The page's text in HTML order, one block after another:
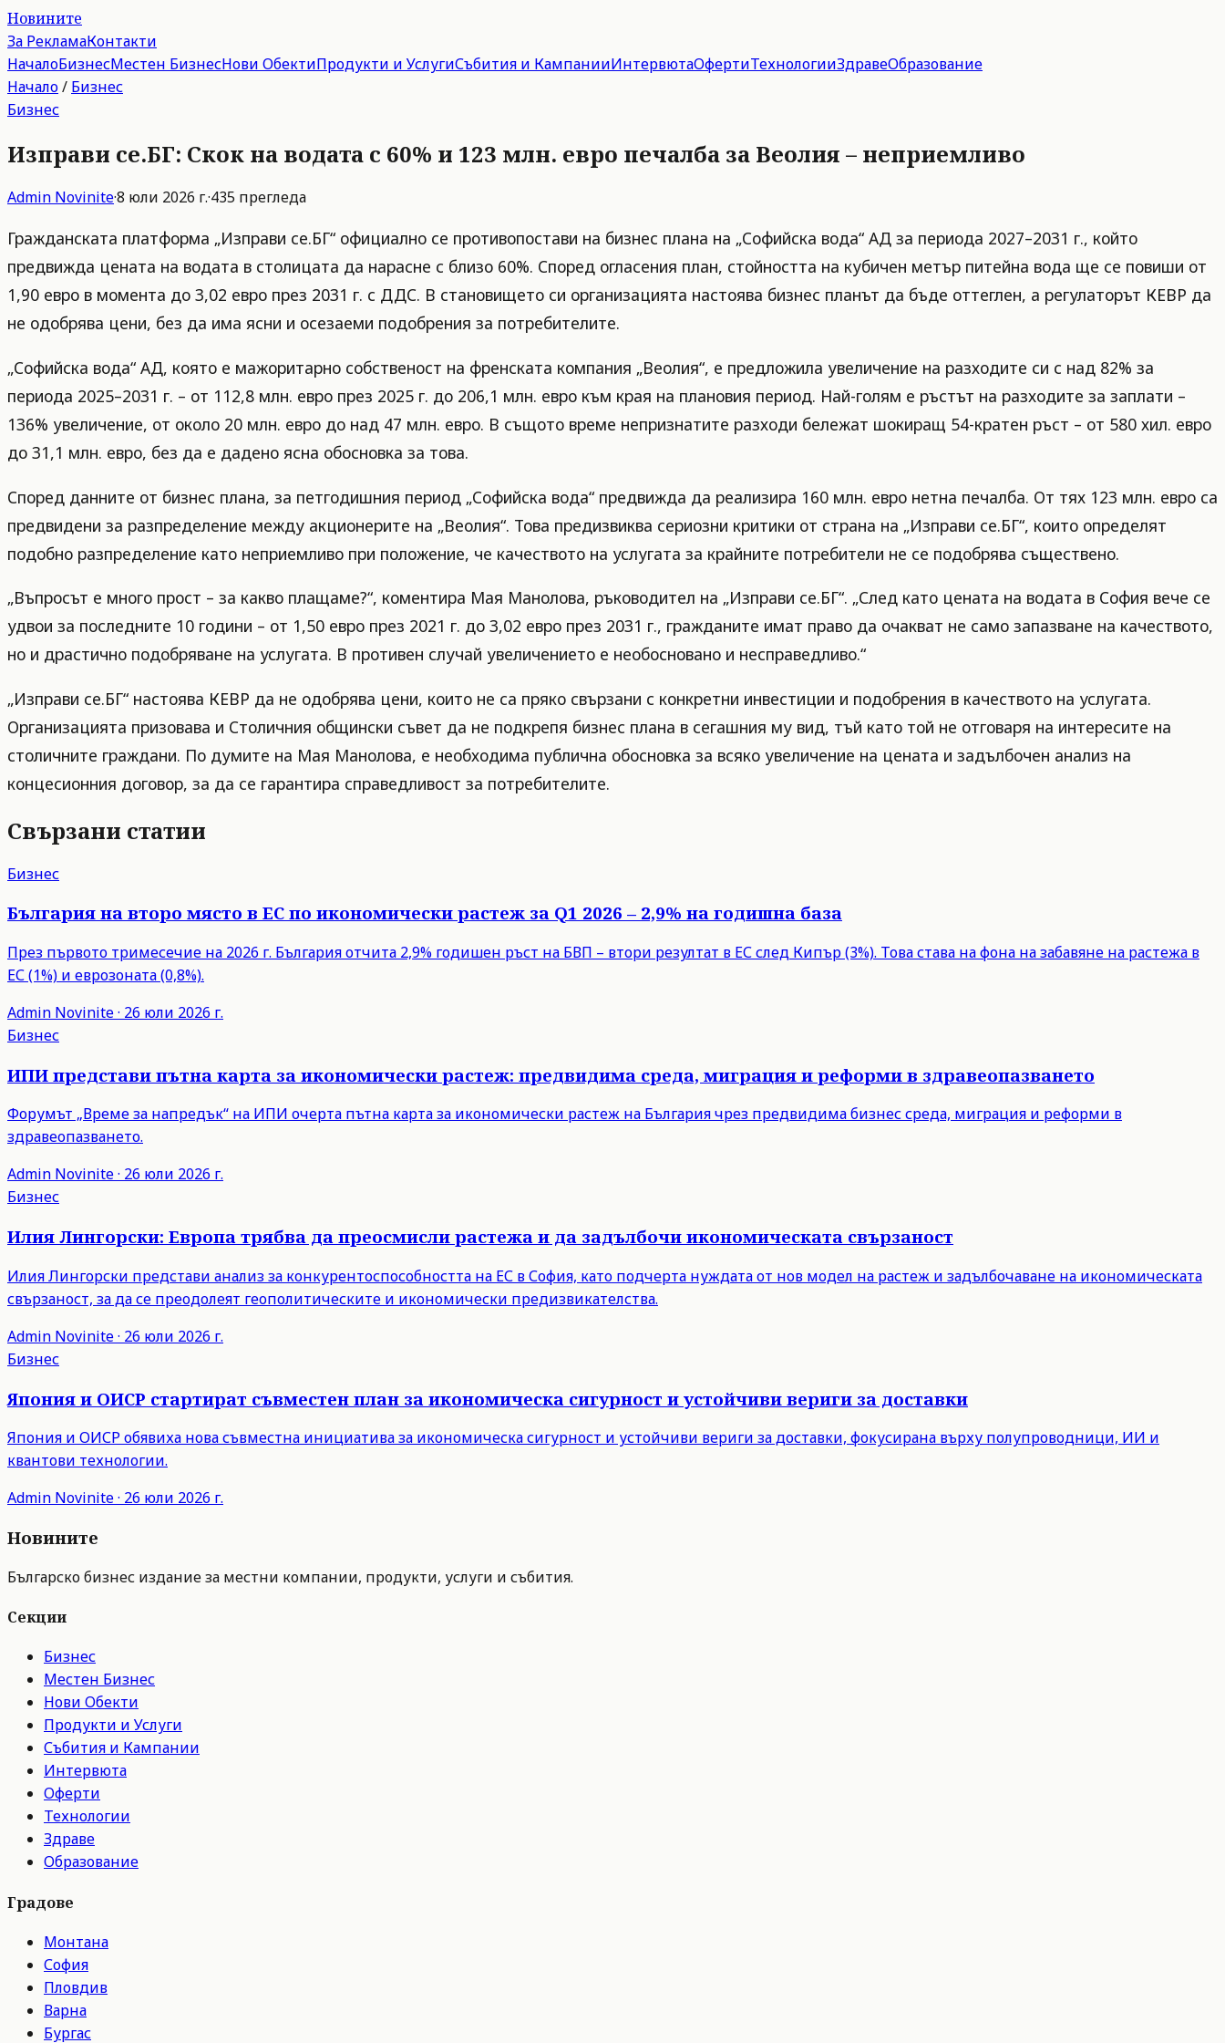
Новините
За РекламаКонтакти
НачалоБизнесМестен БизнесНови ОбектиПродукти и УслугиСъбития и КампанииИнтервютаОфертиТехнологииЗдравеОбразование
Начало/ Бизнес
Бизнес
Изправи се.БГ: Скок на водата с 60% и 123 млн. евро печалба за Веолия – неприемливо
Admin Novinite·8 юли 2026 г.·435 прегледа
Гражданската платформа „Изправи се.БГ“ официално се противопостави на бизнес плана на „Софийска вода“ АД за периода 2027–2031 г., който
предвижда цената на водата в столицата да нарасне с близо 60%. Според огласения план, стойността на кубичен метър питейна вода ще се повиши от
1,90 евро в момента до 3,02 евро през 2031 г. с ДДС. В становището си организацията настоява бизнес планът да бъде оттеглен, а регулаторът КЕВР да
не одобрява цени, без да има ясни и осезаеми подобрения за потребителите.
„Софийска вода“ АД, която е мажоритарно собственост на френската компания „Веолия“, е предложила увеличение на разходите си с над 82% за
периода 2025–2031 г. – от 112,8 млн. евро през 2025 г. до 206,1 млн. евро към края на плановия период. Най-голям е ръстът на разходите за заплати –
136% увеличение, от около 20 млн. евро до над 47 млн. евро. В същото време непризнатите разходи бележат шокиращ 54-кратен ръст – от 580 хил. евро
до 31,1 млн. евро, без да е дадено ясна обосновка за това.
Според данните от бизнес плана, за петгодишния период „Софийска вода“ предвижда да реализира 160 млн. евро нетна печалба. От тях 123 млн. евро са
предвидени за разпределение между акционерите на „Веолия“. Това предизвиква сериозни критики от страна на „Изправи се.БГ“, които определят
подобно разпределение като неприемливо при положение, че качеството на услугата за крайните потребители не се подобрява съществено.
„Въпросът е много прост – за какво плащаме?“, коментира Мая Манолова, ръководител на „Изправи се.БГ“. „След като цената на водата в София вече се
удвои за последните 10 години – от 1,50 евро през 2021 г. до 3,02 евро през 2031 г., гражданите имат право да очакват не само запазване на качеството,
но и драстично подобряване на услугата. В противен случай увеличението е необосновано и несправедливо.“
„Изправи се.БГ“ настоява КЕВР да не одобрява цени, които не са пряко свързани с конкретни инвестиции и подобрения в качеството на услугата.
Организацията призовава и Столичния общински съвет да не подкрепя бизнес плана в сегашния му вид, тъй като той не отговаря на интересите на
столичните граждани. По думите на Мая Манолова, е необходима публична обосновка за всяко увеличение на цената и задълбочен анализ на
концесионния договор, за да се гарантира справедливост за потребителите.
Свързани статии
Бизнес
България на второ място в ЕС по икономически растеж за Q1 2026 – 2,9% на годишна база
През първото тримесечие на 2026 г. България отчита 2,9% годишен ръст на БВП – втори резултат в ЕС след Кипър (3%). Това става на фона на забавяне на растежа в
ЕС (1%) и еврозоната (0,8%).
Admin Novinite· 26 юли 2026 г.
Бизнес
ИПИ представи пътна карта за икономически растеж: предвидима среда, миграция и реформи в здравеопазването
Форумът „Време за напредък“ на ИПИ очерта пътна карта за икономически растеж на България чрез предвидима бизнес среда, миграция и реформи в
здравеопазването.
Admin Novinite· 26 юли 2026 г.
Бизнес
Илия Лингорски: Европа трябва да преосмисли растежа и да задълбочи икономическата свързаност
Илия Лингорски представи анализ за конкурентоспособността на ЕС в София, като подчерта нуждата от нов модел на растеж и задълбочаване на икономическата
свързаност, за да се преодолеят геополитическите и икономически предизвикателства.
Admin Novinite· 26 юли 2026 г.
Бизнес
Япония и ОИСР стартират съвместен план за икономическа сигурност и устойчиви вериги за доставки
Япония и ОИСР обявиха нова съвместна инициатива за икономическа сигурност и устойчиви вериги за доставки, фокусирана върху полупроводници, ИИ и
квантови технологии.
Admin Novinite· 26 юли 2026 г.
Новините
Българско бизнес издание за местни компании, продукти, услуги и събития.
Секции
Бизнес
Местен Бизнес
Нови Обекти
Продукти и Услуги
Събития и Кампании
Интервюта
Оферти
Технологии
Здраве
Образование
Градове
Монтана
София
Пловдив
Варна
Бургас